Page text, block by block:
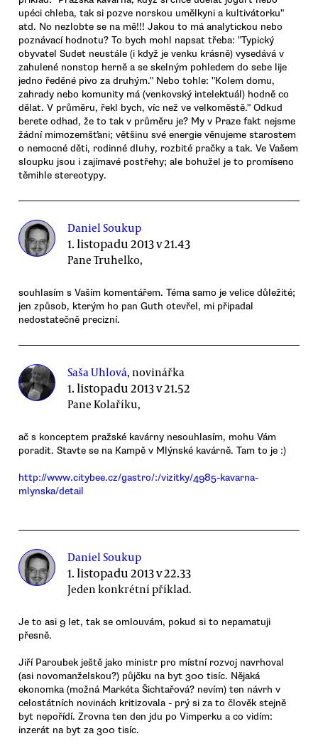
upéci chleba, tak si pozve norskou umělkyni a kultivátorku"
atd. No nezlobte se na mě!!! Jakou to má analytickou nebo
poznávací hodnotu? To bych mohl napsat třeba: "Typický
obyvatel Sudet neustále (i když je venku krásně) vysedává v
zahulené nonstop herně a se skelným pohledem do sebe lije
jedno ředěné pivo za druhým." Nebo tohle: "Kolem domu,
zahrady nebo komunity má (venkovský intelektuál) hodně co
dělat. V průměru, řekl bych, víc než ve velkoměstě." Odkud
berete odhad, že to tak v průměru je? My v Praze fakt nejsme
žádní mimozemšťani; většinu své energie věnujeme starostem
o nemocné děti, rodinné dluhy, rozbité pračky a tak. Ve Vašem
sloupku jsou i zajímavé postřehy; ale bohužel je to promíseno
těmihle stereotypy.
Daniel Soukup
1. listopadu 2013 v 21.43
Pane Truhelko,
souhlasím s Vaším komentářem. Téma samo je velice důležité;
jen způsob, kterým ho pan Guth otevřel, mi připadal
nedostatečně precizní.
Saša Uhlová, novinářka
1. listopadu 2013 v 21.52
Pane Kolaříku,
ač s konceptem pražské kavárny nesouhlasím, mohu Vám
poradit. Stavte se na Kampě v Mlýnské kavárně. Tam to je :)
http://www.citybee.cz/gastro/:/vizitky/4985-kavarna-
mlynska/detail
Daniel Soukup
1. listopadu 2013 v 22.33
Jeden konkrétní příklad.
Je to asi 9 let, tak se omlouvám, pokud si to nepamatuji
přesně.
Jiří Paroubek ještě jako ministr pro místní rozvoj navrhoval
(asi novomanželskou?) půjčku na byt 300 tisíc. Nějaká
ekonomka (možná Markéta Šichtařová? nevím) ten návrh v
celostátních novinách kritizovala - prý si za to člověk stejně
byt nepořídí. Zrovna ten den jdu po Vimperku a co vidím:
inzerát na byt za 300 tisíc.